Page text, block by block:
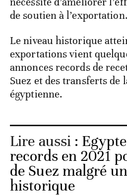
de soutien à l’exportation.
Le niveau historique
exportations vient
annonces records de
Suez et des transferts de
égyptienne.
Lire aussi :
records en 2021
de Suez malgré
historique